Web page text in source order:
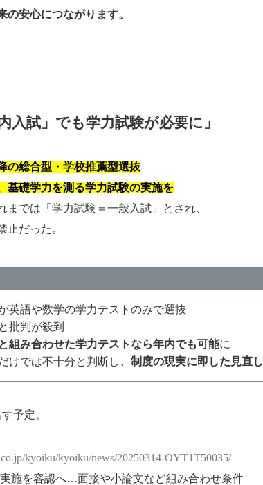
安心につながります。
入試」でも学力試験が必要に」
の総合型・学校推薦型選抜
基礎学力を測る学力試験の実施を
までは「学力試験＝一般入試」とされ、
止だった。
英語や数学の学力テストのみで選抜
批判が殺到
組み合わせた学力テストなら年内でも可能に
けでは不十分と判断し、 制度の現実に即した見直し
予定。
kyoiku/kyoiku/news/20250314-OYT1T50035/
施を容認へ…面接や小論文など組み合わせ条件